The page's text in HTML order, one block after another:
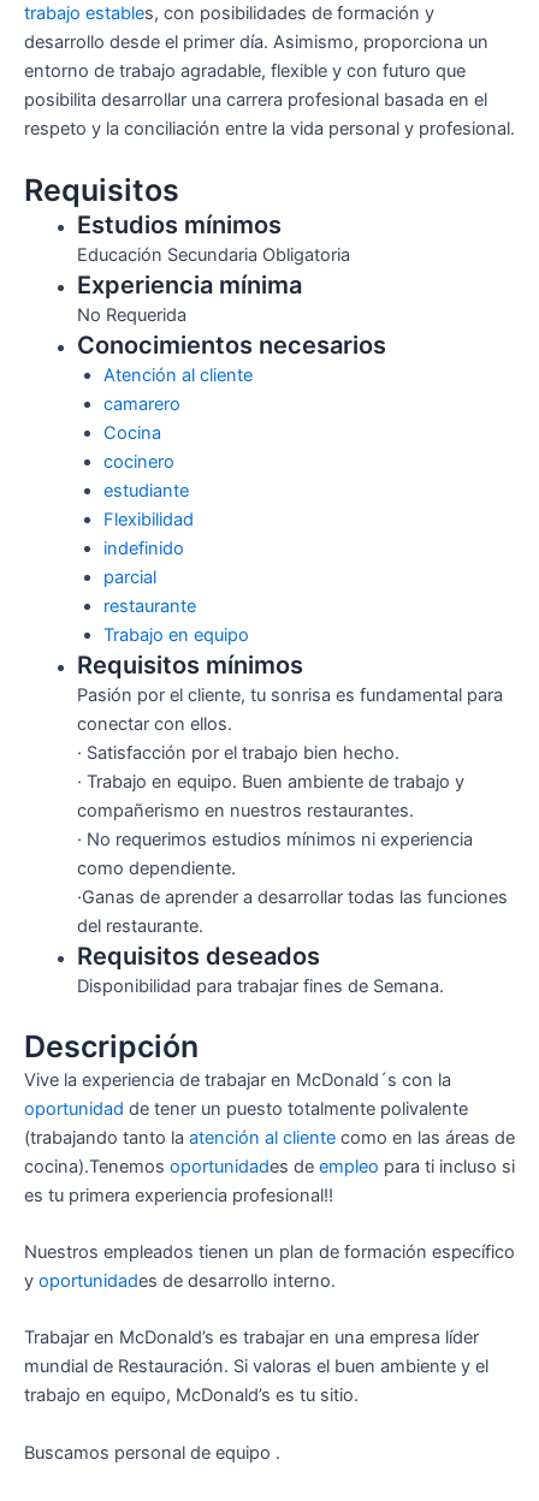
trabajo estables, con posibilidades de formación y
desarrollo desde el primer día. Asimismo, proporciona un
entorno de trabajo agradable, flexible y con futuro que
posibilita desarrollar una carrera profesional basada en el
respeto y la conciliación entre la vida personal y profesional.
Requisitos
Estudios mínimos
Educación Secundaria Obligatoria
Experiencia mínima
No Requerida
Conocimientos necesarios
Atención al cliente
camarero
Cocina
cocinero
estudiante
Flexibilidad
indefinido
parcial
restaurante
Trabajo en equipo
Requisitos mínimos
Pasión por el cliente, tu sonrisa es fundamental para
conectar con ellos.
· Satisfacción por el trabajo bien hecho.
· Trabajo en equipo. Buen ambiente de trabajo y
compañerismo en nuestros restaurantes.
· No requerimos estudios mínimos ni experiencia
como dependiente.
·Ganas de aprender a desarrollar todas las funciones
del restaurante.
Requisitos deseados
Disponibilidad para trabajar fines de Semana.
Descripción
Vive la experiencia de trabajar en McDonald´s con la
oportunidad de tener un puesto totalmente polivalente
(trabajando tanto la atención al cliente como en las áreas de
cocina).Tenemos oportunidades de empleo para ti incluso si
es tu primera experiencia profesional!!
Nuestros empleados tienen un plan de formación específico
y oportunidades de desarrollo interno.
Trabajar en McDonald’s es trabajar en una empresa líder
mundial de Restauración. Si valoras el buen ambiente y el
trabajo en equipo, McDonald’s es tu sitio.
Buscamos personal de equipo .